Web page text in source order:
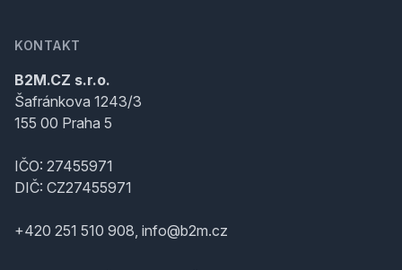
KONTAKT
B2M.CZ s.r.o.
Šafránkova 1243/3
155 00 Praha 5
IČO: 27455971
DIČ: CZ27455971
+420 251 510 908, info@b2m.cz